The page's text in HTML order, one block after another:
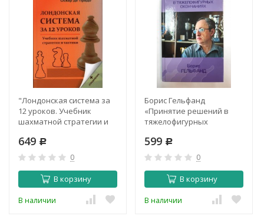
"Лондонская система за
12 уроков. Учебник
шахматной стратегии и
Оскар де Прадо
649 Р
0
В корзину
В наличии
Борис Гельфанд
«Принятие решений в
тяжелофигурных
599 Р
0
В корзину
В наличии